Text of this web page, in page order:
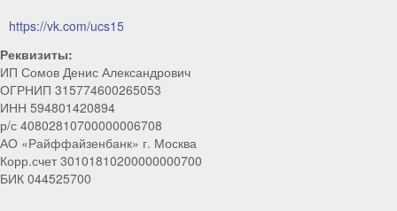
https://vk.com/ucs15
Реквизиты:
ИП Сомов Денис Александрович
ОГРНИП 315774600265053
ИНН 594801420894
р/с 40802810700000006708
АО «Райффайзенбанк» г. Москва
Корр.счет 30101810200000000700
БИК 044525700
Мы на связи!
Позвоните нам или свяжитесь с нами через любой
удобный мессенджер!
Telegram